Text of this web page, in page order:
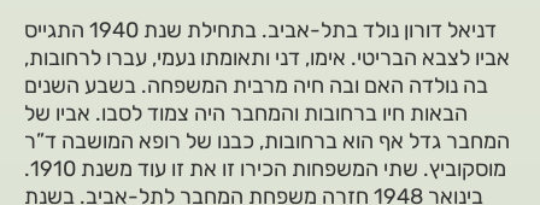
דניאל דורון נולד בתל-אביב. בתחילת שנת 1940 התגייס
אביו לצבא הבריטי. אימו, דני ותאומתו נעמי, עברו לרחובות,
בה נולדה האם ובה חיה מרבית המשפחה. בשבע השנים
הבאות חיו ברחובות והמחבר היה צמוד לסבו. אביו של
המחבר גדל אף הוא ברחובות, כבנו של רופא המושבה ד”ר
מוסקוביץ. שתי המשפחות הכירו זו את זו עוד משנת 1910.
בינואר 1948 חזרה משפחת המחבר לתל-אביב. בשנת